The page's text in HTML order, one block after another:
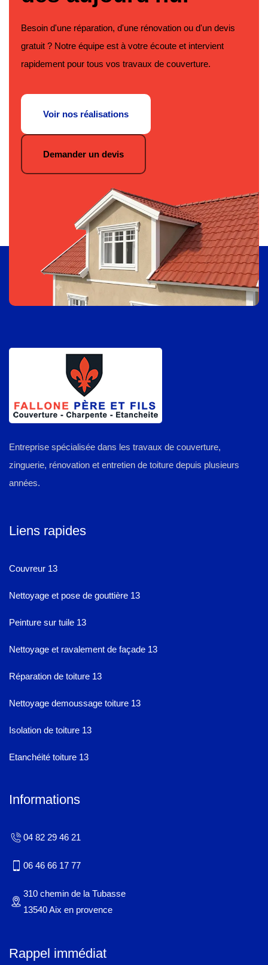
Besoin d'une réparation, d'une rénovation ou d'un devis
gratuit ? Notre équipe est à votre écoute et intervient
rapidement pour tous vos travaux de couverture.
Voir nos réalisations
Demander un devis
Entreprise spécialisée dans les travaux de couverture,
zinguerie, rénovation et entretien de toiture depuis plusieurs
années.
Liens rapides
Couvreur 13
Nettoyage et pose de gouttière 13
Peinture sur tuile 13
Nettoyage et ravalement de façade 13
Réparation de toiture 13
Nettoyage demoussage toiture 13
Isolation de toiture 13
Etanchéité toiture 13
Informations
04 82 29 46 21
06 46 66 17 77
310 chemin de la Tubasse
13540 Aix en provence
Rappel immédiat